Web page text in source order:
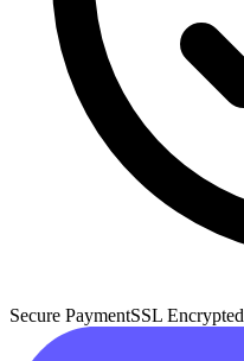
Secure PaymentSSL Encrypted